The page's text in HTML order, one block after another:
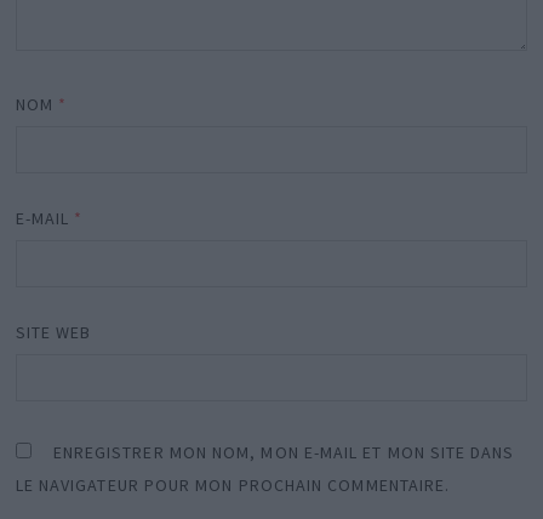
NOM *
E-MAIL *
SITE WEB
ENREGISTRER MON NOM, MON E-MAIL ET MON SITE DANS
LE NAVIGATEUR POUR MON PROCHAIN COMMENTAIRE.